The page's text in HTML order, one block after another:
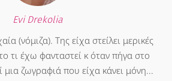
Evi Drekolia
(νόμιζα). Της είχα στείλει μερικές
τι έχω φανταστεί κ όταν πήγα στο
μια ζωγραφιά που είχα κάνει μόνη...